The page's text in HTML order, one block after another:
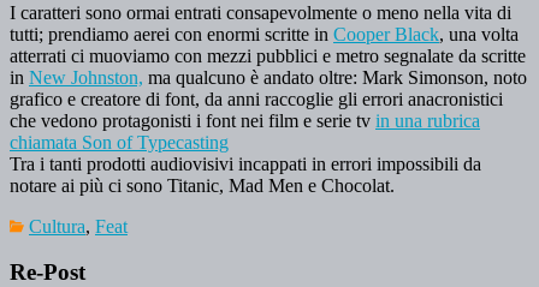
I caratteri sono ormai entrati consapevolmente o meno nella vita di
tutti; prendiamo aerei con enormi scritte in Cooper Black, una volta
atterrati ci muoviamo con mezzi pubblici e metro segnalate da scritte
in New Johnston, ma qualcuno è andato oltre: Mark Simonson, noto
grafico e creatore di font, da anni raccoglie gli errori anacronistici
che vedono protagonisti i font nei film e serie tv in una rubrica
chiamata Son of Typecasting
Tra i tanti prodotti audiovisivi incappati in errori impossibili da
notare ai più ci sono Titanic, Mad Men e Chocolat.
Cultura, Feat
Re-Post